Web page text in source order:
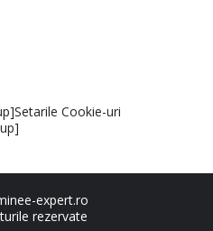
Cookie-uri
expert.ro
rezervate